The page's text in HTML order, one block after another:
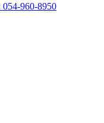
054-960-8950